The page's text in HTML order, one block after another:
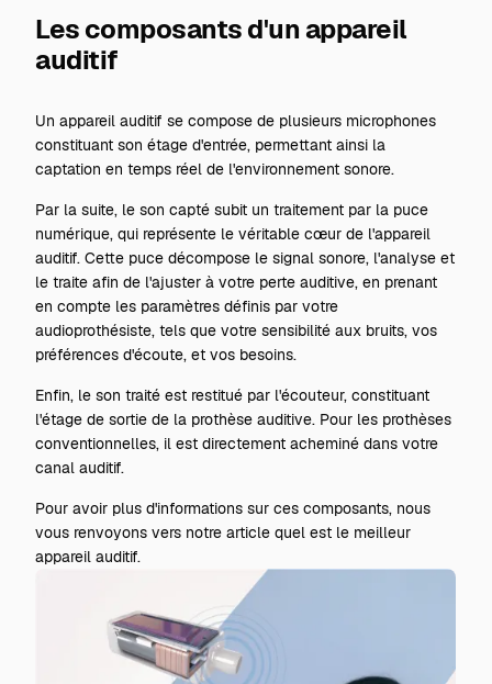
Les composants d'un appareil
auditif
Un appareil auditif se compose de plusieurs microphones
constituant son étage d'entrée, permettant ainsi la
captation en temps réel de l'environnement sonore.
Par la suite, le son capté subit un traitement par la puce
numérique, qui représente le véritable cœur de l'appareil
auditif. Cette puce décompose le signal sonore, l'analyse et
le traite afin de l'ajuster à votre perte auditive, en prenant
en compte les paramètres définis par votre
audioprothésiste, tels que votre sensibilité aux bruits, vos
préférences d'écoute, et vos besoins.
Enfin, le son traité est restitué par l'écouteur, constituant
l'étage de sortie de la prothèse auditive. Pour les prothèses
conventionnelles, il est directement acheminé dans votre
canal auditif.
Pour avoir plus d'informations sur ces composants, nous
vous renvoyons vers notre articlequel est le meilleur
appareil auditif.